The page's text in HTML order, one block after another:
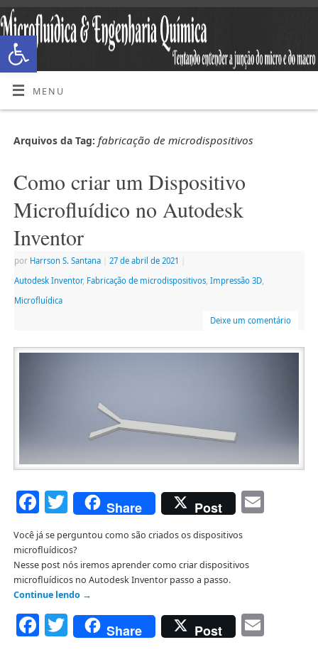
Abrir a barra de ferramentas
MENU
Arquivos da Tag: fabricação de microdispositivos
Como criar um Dispositivo
Microfluídico no Autodesk
Inventor
por Harrson S. Santana 27 de abril de 2021
Autodesk Inventor, Fabricação de microdispositivos, Impressão 3D,
Microfluídica
Deixe um comentário
Facebook
Twitter
Share Post
Você já se perguntou como são criados os dispositivos
microfluídicos?
Nesse post nós iremos aprender como criar dispositivos
microfluídicos no Autodesk Inventor passo a passo.
Continue lendo →
Facebook
Twitter
Share Post